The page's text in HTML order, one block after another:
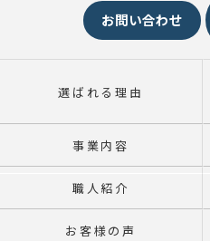
お問い合わせ
選ばれる理由
事業内容
職人紹介
お客様の声